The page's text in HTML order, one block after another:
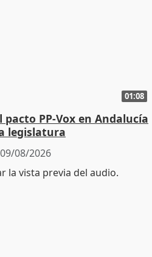
01:08
pacto PP-Vox en Andalucía
legislatura
09/08/2026